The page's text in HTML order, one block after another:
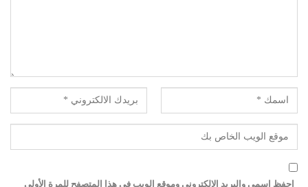
احفظ اسمي والبريد الإلكتروني وموقع الويب في هذا المتصفح للمرة الأولى